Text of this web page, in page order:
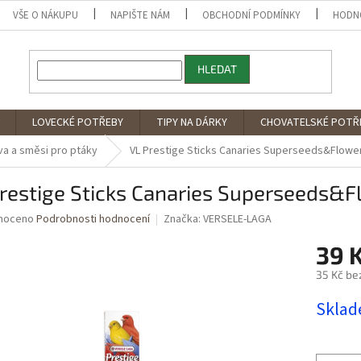
VŠE O NÁKUPU NAPIŠTE NÁM OBCHODNÍ PODMÍNKY
HLEDAT
LOVECKÉ POTŘEBY TIPY NA DÁRKY CHOVATELSKÉ
a směsi pro ptáky VL Prestige Sticks Canaries
Sticks Canaries
Podrobnosti hodnocení Značka: VERSELE-LAGA
39
35 Kč
cena: